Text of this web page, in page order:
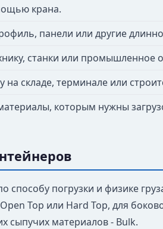
крана.
панели или другие
станки или промышленное
на складе, терминале или
которым нужны
способу погрузки и физике
Top или Hard Top, для
сыпучих материалов - Bulk.